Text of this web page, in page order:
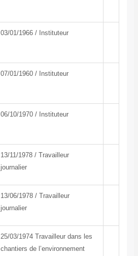
03/01/1966 / Instituteur
07/01/1960 / Instituteur
06/10/1970 / Instituteur
13/11/1978 / Travailleur
journalier
13/06/1978 / Travailleur
journalier
25/03/1974 Travailleur dans les
chantiers de l’environnement